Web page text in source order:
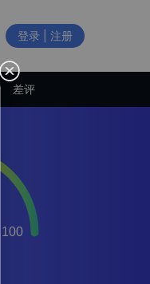
登录 | 注册
差评